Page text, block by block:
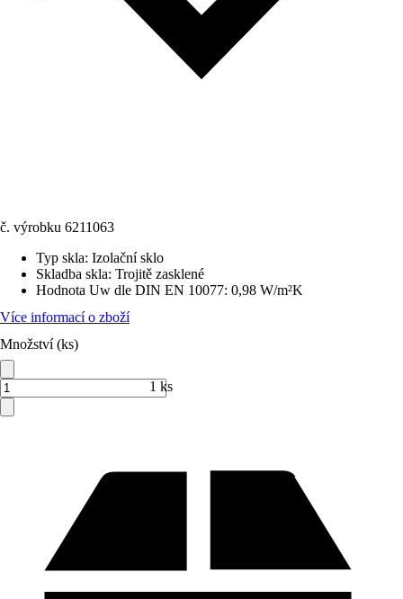
č. výrobku 6211063
Typ skla: Izolační sklo
Skladba skla: Trojitě zasklené
Hodnota Uw dle DIN EN 10077: 0,98 W/m²K
Více informací o zboží
Množství (ks)
1 ks